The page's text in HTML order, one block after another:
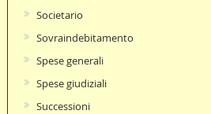
Societario
Sovraindebitamento
Spese generali
Spese giudiziali
Successioni